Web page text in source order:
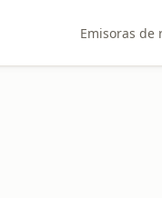
Emisoras de